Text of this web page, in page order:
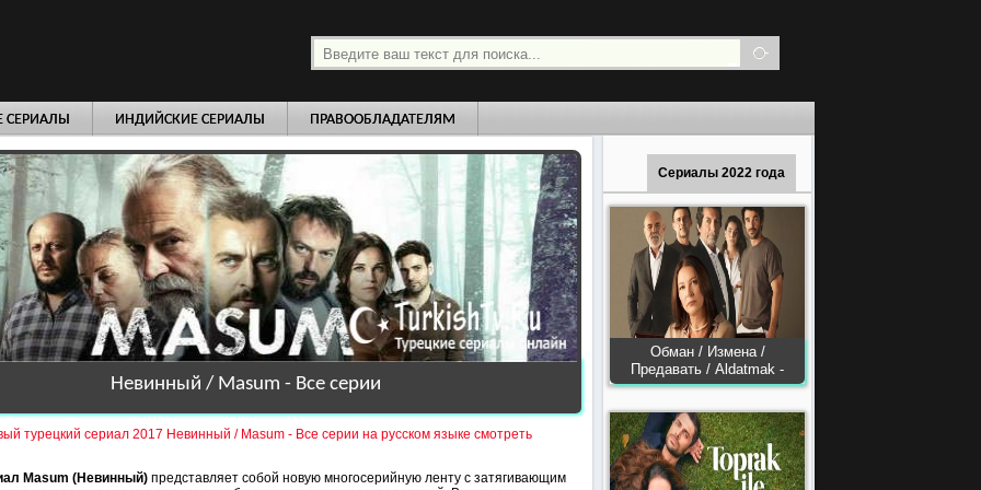
СЕРИАЛЫ ИНДИЙСКИЕ СЕРИАЛЫ ПРАВООБЛАДАТЕЛЯМ
Сериалы 2022 года
Обман / Измена /
Предавать / Aldatmak -
Невинный / Masum - Все серии
турецкий сериал 2017 Невинный / Masum - Все серии на русском языке смотреть
Masum (Невинный) представляет собой новую многосерийную ленту с затягивающим